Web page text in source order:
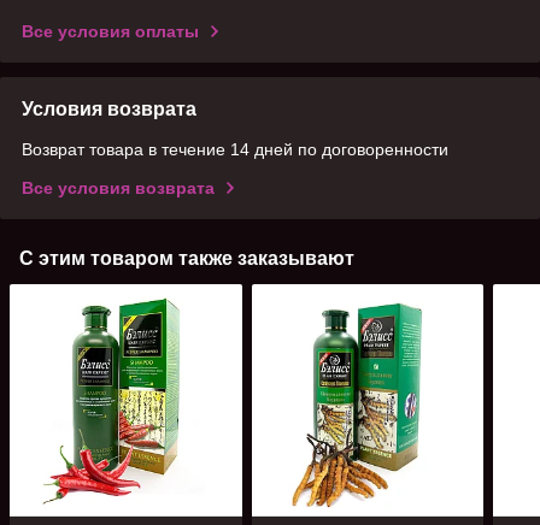
Все условия оплаты
Условия возврата
Возврат товара в течение 14 дней по договоренности
Все условия возврата
С этим товаром также заказывают